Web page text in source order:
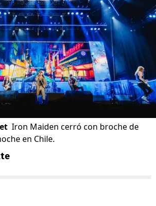
Iron Maiden cerró con broche de
en Chile.